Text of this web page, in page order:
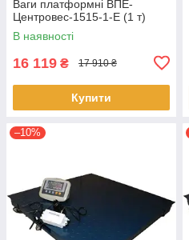
Ваги платформні ВПЕ-
Центровес-1515-1-Е (1 т)
В наявності
16 119 ₴ 17 910 ₴
Купити
–10%